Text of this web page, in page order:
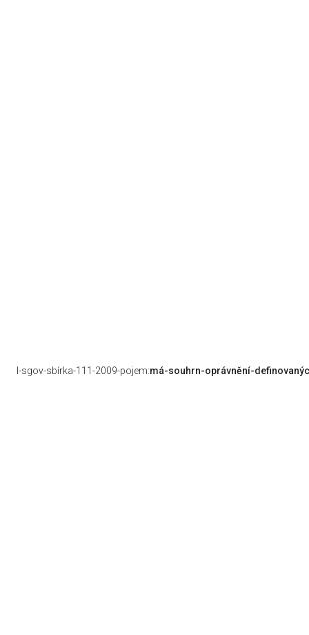
l-sgov-sbírka-111-2009-pojem:má-souhrn-oprávnění-